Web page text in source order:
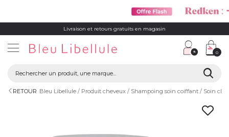
Livraison et retours gratuits en magasin
0
RETOUR Bleu Libellule Produit cheveux Shampoing soin coiffant Soin